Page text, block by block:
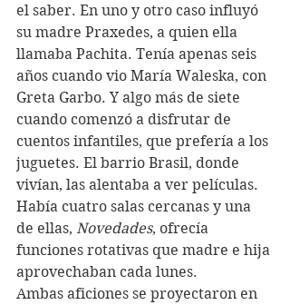
el saber. En uno y otro caso influyó
su madre Praxedes, a quien ella
llamaba Pachita. Tenía apenas seis
años cuando vio María Waleska, con
Greta Garbo. Y algo más de siete
cuando comenzó a disfrutar de
cuentos infantiles, que prefería a los
juguetes. El barrio Brasil, donde
vivían, las alentaba a ver películas.
Había cuatro salas cercanas y una
de ellas, Novedades, ofrecía
funciones rotativas que madre e hija
aprovechaban cada lunes.
Ambas aficiones se proyectaron en